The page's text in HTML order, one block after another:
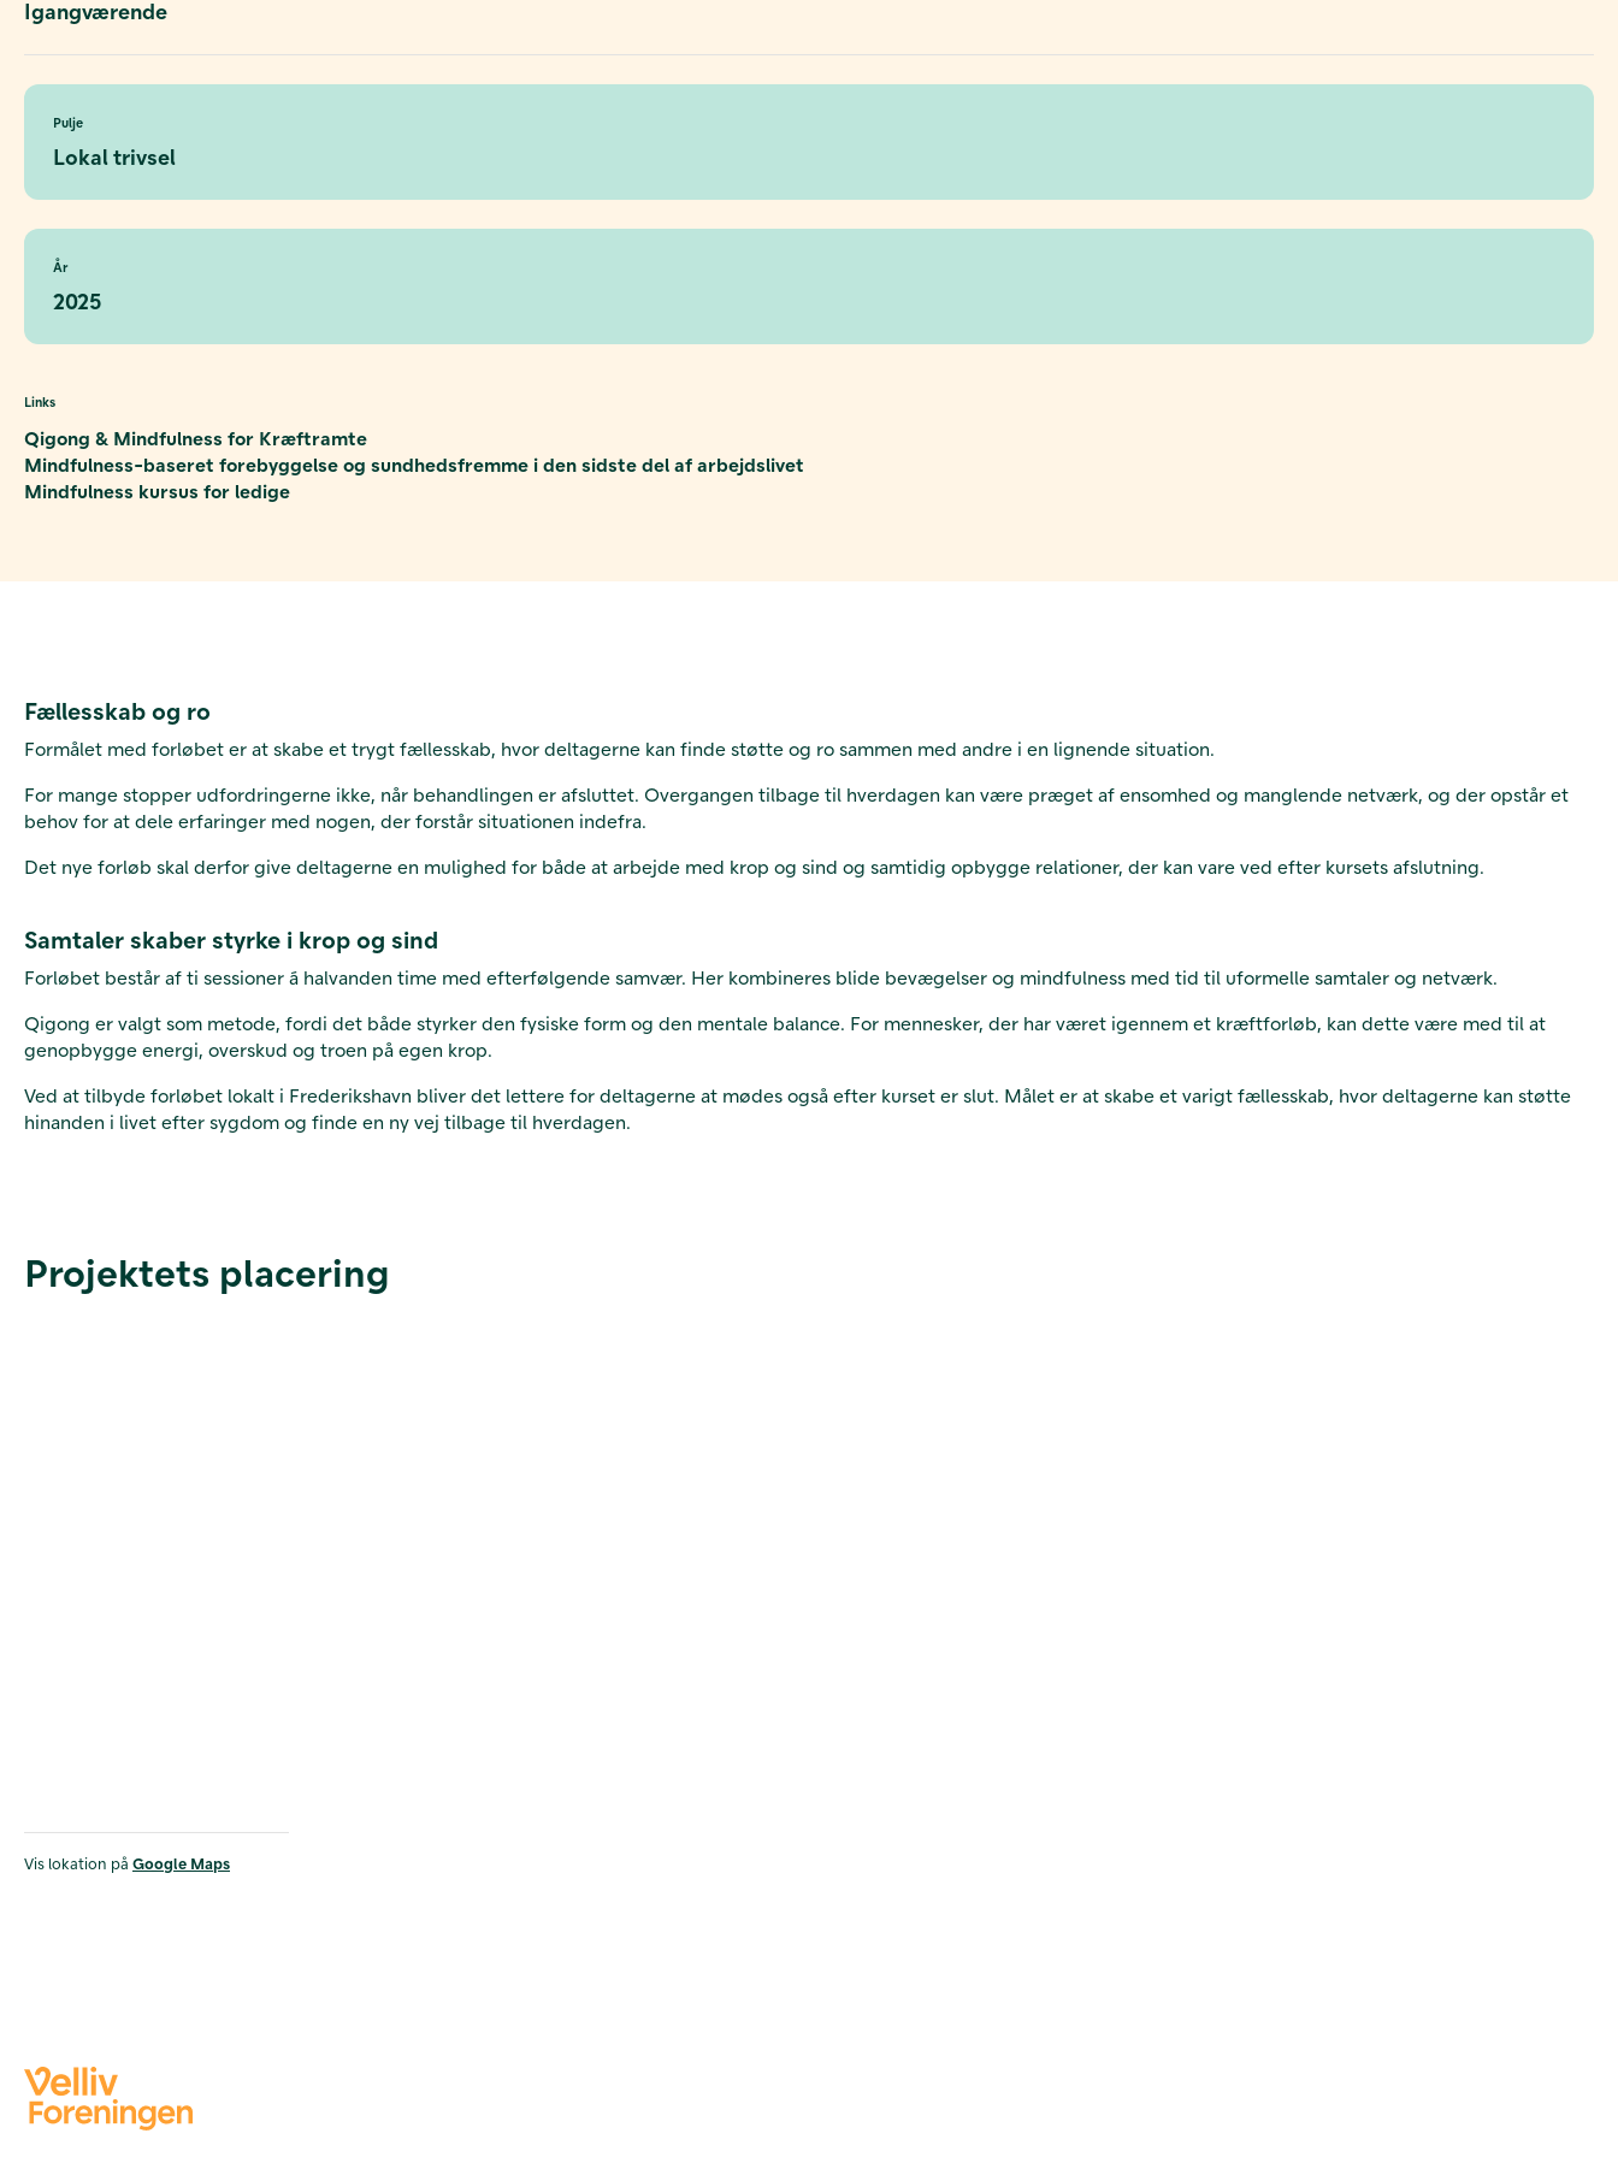
Igangværende
Pulje
Lokal trivsel
År
2025
Links
Qigong & Mindfulness for Kræftramte
Mindfulness-baseret forebyggelse og sundhedsfremme i den sidste del af arbejdslivet
Mindfulness kursus for ledige
Fællesskab og ro
Formålet med forløbet er at skabe et trygt fællesskab, hvor deltagerne kan finde støtte og ro sammen med andre i en lignende situation.
For mange stopper udfordringerne ikke, når behandlingen er afsluttet. Overgangen tilbage til hverdagen kan være præget af ensomhed og manglende netværk, og der opstår et
behov for at dele erfaringer med nogen, der forstår situationen indefra.
Det nye forløb skal derfor give deltagerne en mulighed for både at arbejde med krop og sind og samtidig opbygge relationer, der kan vare ved efter kursets afslutning.
Samtaler skaber styrke i krop og sind
Forløbet består af ti sessioner á halvanden time med efterfølgende samvær. Her kombineres blide bevægelser og mindfulness med tid til uformelle samtaler og netværk.
Qigong er valgt som metode, fordi det både styrker den fysiske form og den mentale balance. For mennesker, der har været igennem et kræftforløb, kan dette være med til at
genopbygge energi, overskud og troen på egen krop.
Ved at tilbyde forløbet lokalt i Frederikshavn bliver det lettere for deltagerne at mødes også efter kurset er slut. Målet er at skabe et varigt fællesskab, hvor deltagerne kan støtte
hinanden i livet efter sygdom og finde en ny vej tilbage til hverdagen.
Projektets placering
Vis lokation på Google Maps